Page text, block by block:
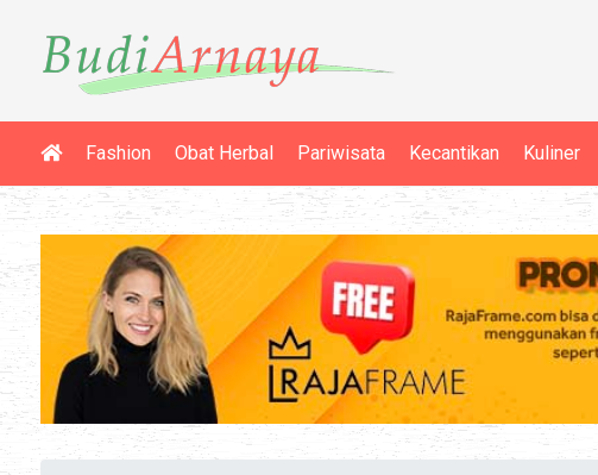
Fashion Obat Herbal Pariwisata Kecantikan Kuliner